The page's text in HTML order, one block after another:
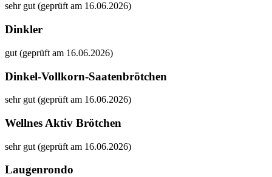
sehr gut (geprüft am 16.06.2026)
Dinkler
gut (geprüft am 16.06.2026)
Dinkel-Vollkorn-Saatenbrötchen
sehr gut (geprüft am 16.06.2026)
Wellnes Aktiv Brötchen
sehr gut (geprüft am 16.06.2026)
Laugenrondo